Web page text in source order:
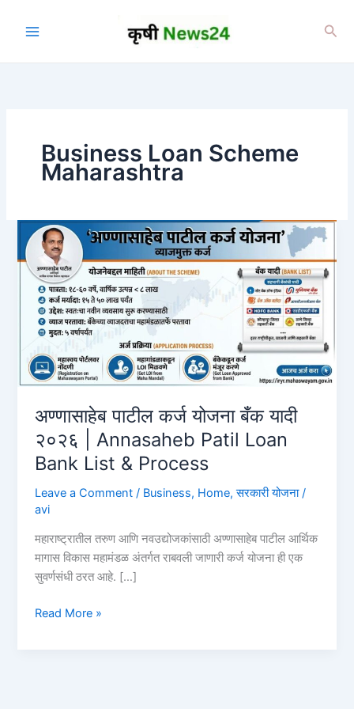
Business Loan Scheme
Maharashtra
अण्णासाहेब पाटील कर्ज योजना बँक यादी
२०२६ | Annasaheb Patil Loan
Bank List & Process
Leave a Comment / Business, Home,सरकारी योजना/
avi
महाराष्ट्रातील तरुण आणि नवउद्योजकांसाठी अण्णासाहेब पाटील आर्थिक
मागास विकास महामंडळ अंतर्गत राबवली जाणारी कर्ज योजना ही एक
सुवर्णसंधी ठरत आहे. […]
अण्णासाहेब
Read More »